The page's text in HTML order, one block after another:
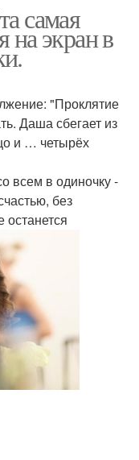
самая
на экран в
"Проклятие
Даша сбегает из
и … четырёх
всем в одиночку -
без